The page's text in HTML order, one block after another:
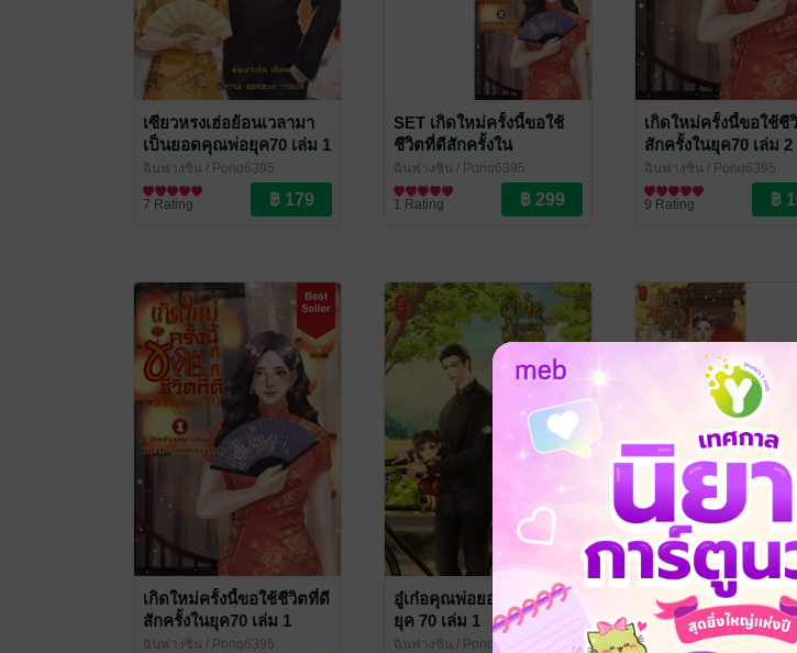
เซียวหรงเฮ่อย้อนเวลามา
เป็นยอดคุณพ่อยุค70 เล่ม 1
ฉินฟางซิน / Pong6395
นิยายรักจีนโบราณ
7 Rating
SET เกิดใหม่ครั้งนี้ขอใช้
ชีวิตที่ดีสักครั้งใน
ยุค70(เล่ม1-2)
ฉินฟางซิน / Pong6395
นิยายรักจีนโบราณ
1 Rating
เกิดใหม่ครั้งนี้ขอใช้ชี
สักครั้งในยุค70 เล่ม 2
ฉินฟางซิน / Pong6395
นิยายรักจีนโบราณ
9 Rating
เกิดใหม่ครั้งนี้ขอใช้ชีวิตที่ดี
สักครั้งในยุค70 เล่ม 1
ฉินฟางซิน / Pong6395
อู๋เก๋อคุณพ่อยอดอัจฉริยะ
ยุค 70 เล่ม 1
ฉินฟางซิน / Pong6395
SET เซียวหรงเฮ่อย้อน
มาเป็นยอดคุณพ่อยุค
(เล่ม 3-4 จบ พร้อมเล่
ฉินฟางซิน/ Pong6395